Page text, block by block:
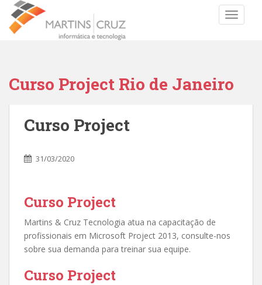
Curso Project Rio de Janeiro
Curso Project
31/03/2020
Curso Project
Martins & Cruz Tecnologia atua na capacitação de
profissionais em Microsoft Project 2013, consulte-nos
sobre sua demanda para treinar sua equipe.
Curso Project